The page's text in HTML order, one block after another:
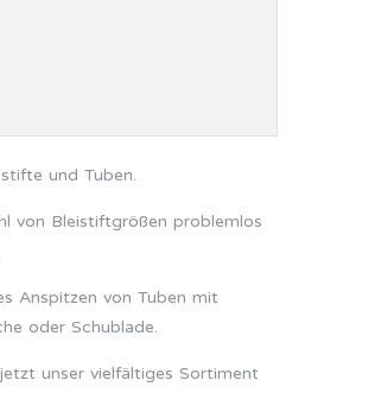
und Tuben.
von Bleistiftgrößen problemlos
Anspitzen von Tuben mit
oder Schublade.
unser vielfältiges Sortiment